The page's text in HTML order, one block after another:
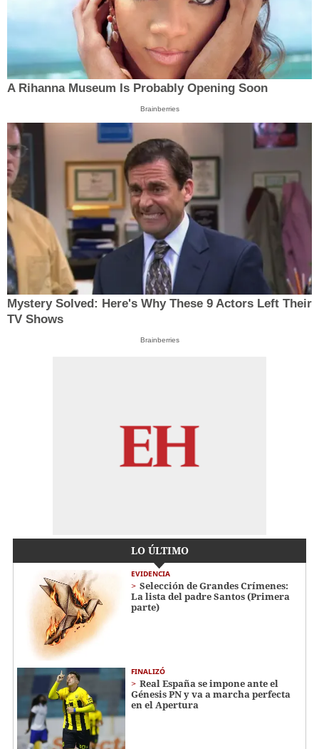
A Rihanna Museum Is Probably Opening Soon
Brainberries
Mystery Solved: Here's Why These 9 Actors Left Their
TV Shows
Brainberries
LO ÚLTIMO
EVIDENCIA
Selección de Grandes Crímenes:
La lista del padre Santos (Primera
parte)
FINALIZÓ
Real España se impone ante el
Génesis PN y va a marcha perfecta
en el Apertura